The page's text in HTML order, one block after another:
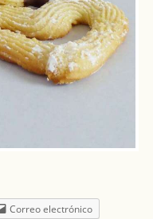
Correo electrónico